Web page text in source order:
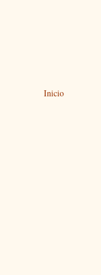
Inicio